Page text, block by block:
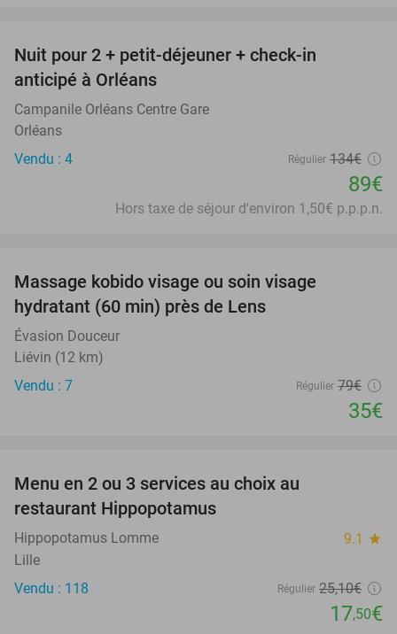
Nuit pour 2 + petit-déjeuner + check-in
anticipé à Orléans
Campanile Orléans Centre Gare
Orléans
Vendu : 4
Régulier 134€
89€
Hors taxe de séjour d'environ 1,50€ p.p.p.n.
Massage kobido visage ou soin visage
hydratant (60 min) près de Lens
Évasion Douceur
Liévin (12 km)
Vendu : 7
Régulier 79€
35€
Menu en 2 ou 3 services au choix au
restaurant Hippopotamus
Hippopotamus Lomme 9.1 star
Lille
Vendu : 118
Régulier 25,10€
17,50€